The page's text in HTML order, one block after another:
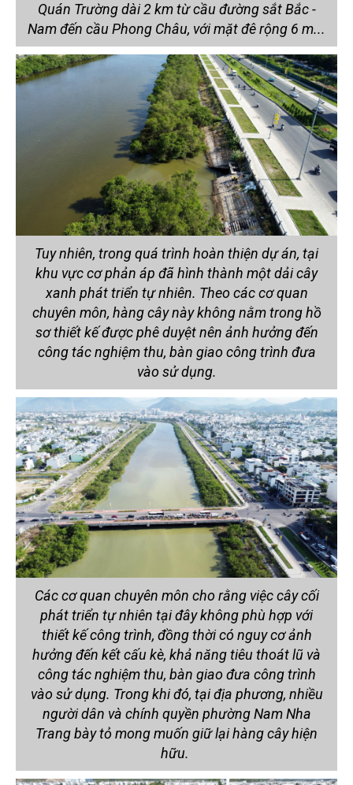
Quán Trường dài 2 km từ cầu đường sắt Bắc -
Nam đến cầu Phong Châu, với mặt đê rộng 6 m...
Tuy nhiên, trong quá trình hoàn thiện dự án, tại
khu vực cơ phản áp đã hình thành một dải cây
xanh phát triển tự nhiên. Theo các cơ quan
chuyên môn, hàng cây này không nằm trong hồ
sơ thiết kế được phê duyệt nên ảnh hưởng đến
công tác nghiệm thu, bàn giao công trình đưa
vào sử dụng.
Các cơ quan chuyên môn cho rằng việc cây cối
phát triển tự nhiên tại đây không phù hợp với
thiết kế công trình, đồng thời có nguy cơ ảnh
hưởng đến kết cấu kè, khả năng tiêu thoát lũ và
công tác nghiệm thu, bàn giao đưa công trình
vào sử dụng. Trong khi đó, tại địa phương, nhiều
người dân và chính quyền phường Nam Nha
Trang bày tỏ mong muốn giữ lại hàng cây hiện
hữu.